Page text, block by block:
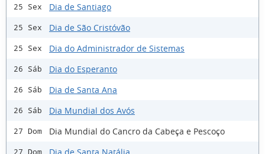
25 Sex Dia de Santiago
25 Sex Dia de São Cristóvão
25 Sex Dia do Administrador de Sistemas
26 Sáb Dia do Esperanto
26 Sáb Dia de Santa Ana
26 Sáb Dia Mundial dos Avós
27 Dom Dia Mundial do Cancro da Cabeça e Pescoço
27 Dom